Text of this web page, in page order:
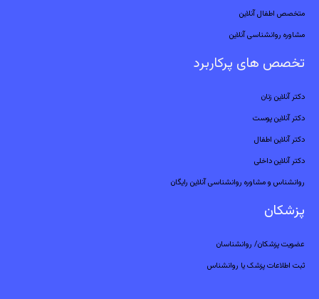
متخصص اطفال آنلاین
مشاوره روانشناسی آنلاین
تخصص های پرکاربرد
دکتر آنلاین زنان
دکتر آنلاین پوست
دکتر آنلاین اطفال
دکتر آنلاین داخلی
روانشناس و مشاوره روانشناسی آنلاین رایگان
پزشکان
عضویت پزشکان/ روانشناسان
ثبت اطلاعات پزشک یا روانشناس